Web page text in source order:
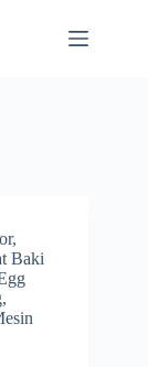
,
Baki
,